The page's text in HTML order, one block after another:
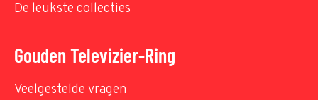
De leukste collecties
Gouden Televizier-Ring
Veelgestelde vragen